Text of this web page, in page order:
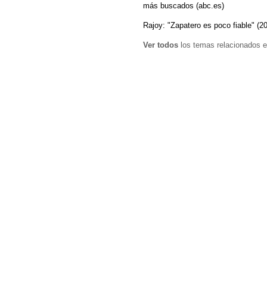
más buscados (abc.es)
Rajoy: "Zapatero es poco fiable"
Ver todos los temas relacionados